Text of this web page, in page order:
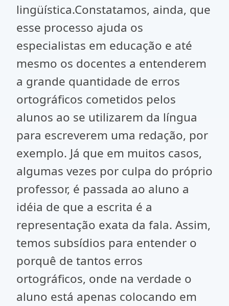
lingüística.Constatamos, ainda, que
esse processo ajuda os
especialistas em educação e até
mesmo os docentes a entenderem
a grande quantidade de erros
ortográficos cometidos pelos
alunos ao se utilizarem da língua
para escreverem uma redação, por
exemplo. Já que em muitos casos,
algumas vezes por culpa do próprio
professor, é passada ao aluno a
idéia de que a escrita é a
representação exata da fala. Assim,
temos subsídios para entender o
porquê de tantos erros
ortográficos, onde na verdade o
aluno está apenas colocando em